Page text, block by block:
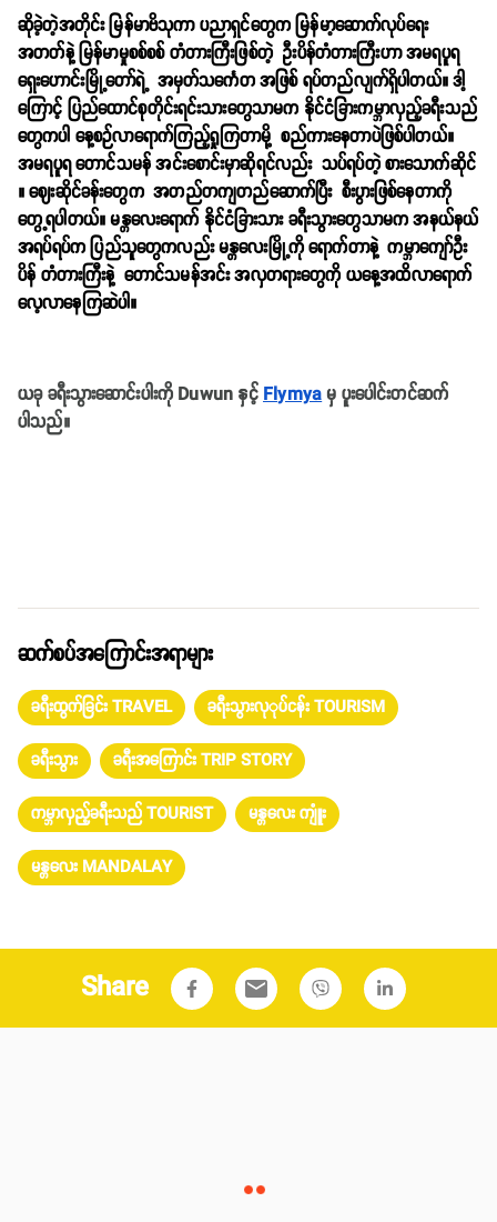
ဆိုခဲ့တဲ့အတိုင်း မြန်မာဗိသုကာ ပညာရှင်တွေက မြန်မာ့ဆောက်လုပ်ရေး
အတတ်နဲ့ မြန်မာမှုစစ်စစ် တံတားကြီးဖြစ်တဲ့ ဦးပိန်တံတားကြီးဟာ အမရပူရ
ရှေးဟောင်းမြို့တော်ရဲ့ အမှတ်သင်္ကေတ အဖြစ် ရပ်တည်လျက်ရှိပါတယ်။ ဒါ့
ကြောင့် ပြည်ထောင်စုတိုင်းရင်းသားတွေသာမက နိုင်ငံခြားကမ္ဘာလှည့်ခရီးသည်
တွေကပါ နေ့စဉ်လာရောက်ကြည့်ရှုကြတာမို့ စည်ကားနေတာပဲဖြစ်ပါတယ်။
အမရပူရ တောင်သမန် အင်းစောင်းမှာဆိုရင်လည်း သပ်ရပ်တဲ့ စားသောက်ဆိုင်
။ ဈေးဆိုင်ခန်းတွေက အတည်တကျတည်ဆောက်ပြီး စီးပွားဖြစ်နေတာကို
တွေ့ရပါတယ်။ မန္တလေးရောက် နိုင်ငံခြားသား ခရီးသွားတွေသာမက အနယ်နယ်
အရပ်ရပ်က ပြည်သူတွေကလည်း မန္တလေးမြို့ကို ရောက်တာနဲ့ ကမ္ဘာကျော်ဦး
ပိန် တံတားကြီးနဲ့ တောင်သမန်အင်း အလှတရားတွေကို ယနေ့အထိလာရောက်
လေ့လာနေကြဆဲပါ။
ယခု ခရီးသွားဆောင်းပါးကို Duwun နှင့်Flymyaမှ ပူးပေါင်းတင်ဆက်
ပါသည်။
ဆက်စပ်အကြောင်းအရာများ
ခရီးထွက်ခြင်း TRAVEL ခရီးသွားလုုပ်ငန်း TOURISM
ခရီးသွား ခရီးအကြောင်း TRIP STORY
ကမ္ဘာလှည့်ခရီးသည် TOURIST မန္တလေး ကျူံး
မန္တလေး MANDALAY
Share email